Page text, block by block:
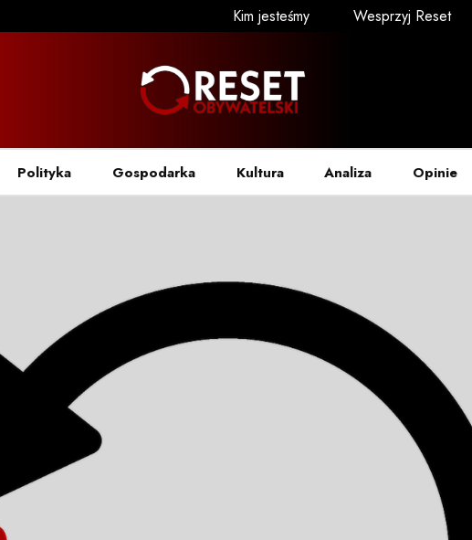
Kim jesteśmy Wesprzyj Reset
Polityka Gospodarka Kultura Analiza Opinie